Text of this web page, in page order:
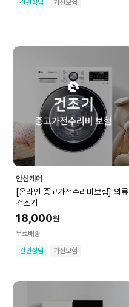
간편상담
가전보험
안심케어
[온라인 중고가전수리비보험] 의류
건조기
18,000원
무료배송
간편상담
가전보험